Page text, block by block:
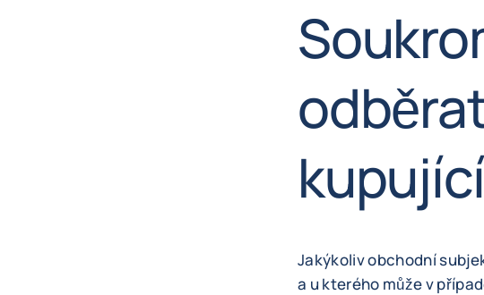
Jakýkoliv obchodní
a u kterého může v